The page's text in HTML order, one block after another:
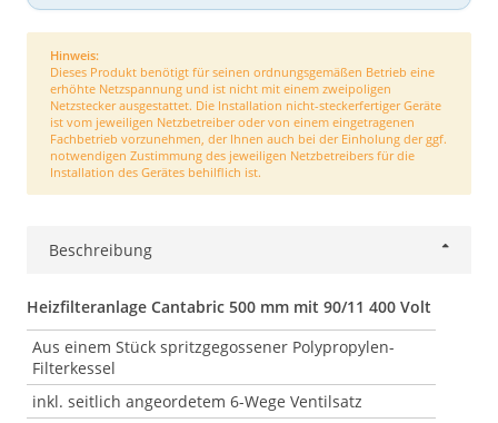
Hinweis:
Dieses Produkt benötigt für seinen ordnungsgemäßen Betrieb eine
erhöhte Netzspannung und ist nicht mit einem zweipoligen
Netzstecker ausgestattet. Die Installation nicht-steckerfertiger Geräte
ist vom jeweiligen Netzbetreiber oder von einem eingetragenen
Fachbetrieb vorzunehmen, der Ihnen auch bei der Einholung der ggf.
notwendigen Zustimmung des jeweiligen Netzbetreibers für die
Installation des Gerätes behilflich ist.
Beschreibung
Heizfilteranlage Cantabric 500 mm mit 90/11 400 Volt
Aus einem Stück spritzgegossener Polypropylen-
Filterkessel
inkl. seitlich angeordetem 6-Wege Ventilsatz